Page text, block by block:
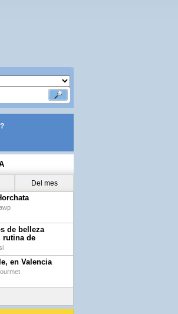
Del mes
de belleza
rutina de
en Valencia